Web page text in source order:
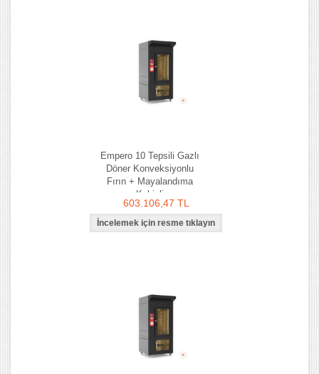
Empero 10 Tepsili Gazlı
Döner Konveksiyonlu
Fırın + Mayalandıma
Kabinli
603.106,47 TL